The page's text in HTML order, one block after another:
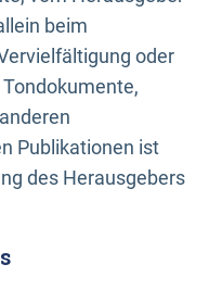
beim
oder
Publikationen ist
des Herausgebers